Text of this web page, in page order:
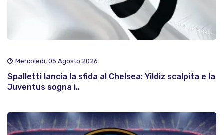
Mercoledì, 05 Agosto 2026
Spalletti lancia la sfida al Chelsea: Yildiz scalpita e la
Juventus sogna i..